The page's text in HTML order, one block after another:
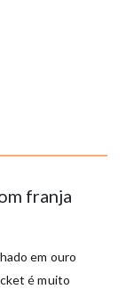
franja
em ouro
é muito